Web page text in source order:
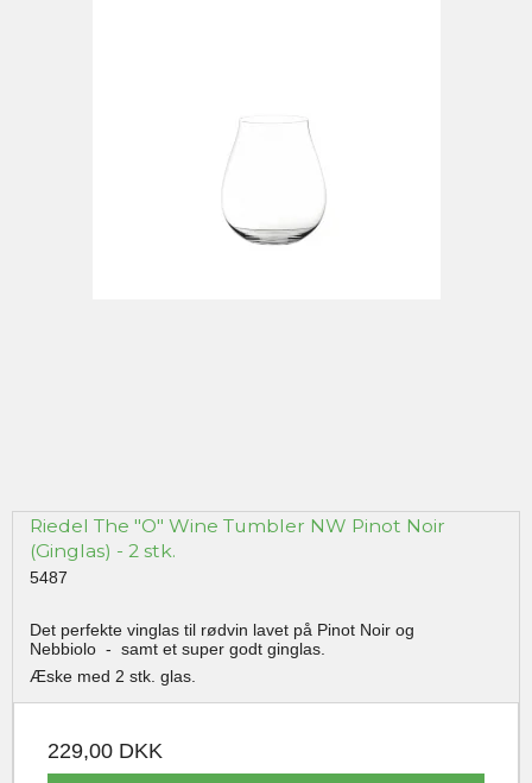
Riedel The "O" Wine Tumbler NW Pinot Noir
(Ginglas) - 2 stk.
5487
Det perfekte vinglas til rødvin lavet på Pinot Noir og
Nebbiolo - samt et super godt ginglas.
Æske med 2 stk. glas.
229,00 DKK